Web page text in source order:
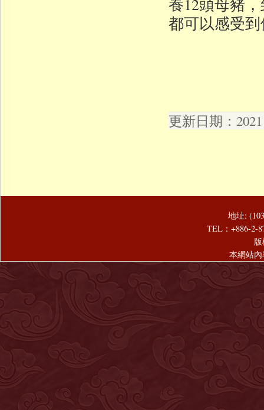
都可以感受
更新日期：
地址:
TEL：+886-2-
本網站